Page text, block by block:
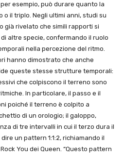
esempio, può durare quanto la
il triplo. Negli ultimi anni, studi su
già rivelato che simili rapporti si
altre specie, confermando il ruolo
nella percezione del ritmo.
hanno dimostrato che anche
queste stesse strutture temporali:
che colpiscono il terreno sono
In particolare, il passo e il
poiché il terreno è colpito a
di un orologio; il galoppo,
di tre intervalli in cui il terzo dura il
un pattern 1:1:2, richiamando il
You dei Queen. “Questo pattern